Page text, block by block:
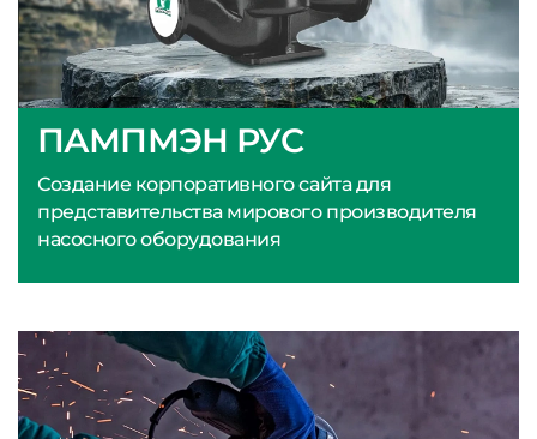
ПАМПМЭН РУС
Создание корпоративного сайта для
представительства мирового производителя
насосного оборудования